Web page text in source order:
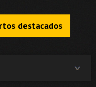
destacados